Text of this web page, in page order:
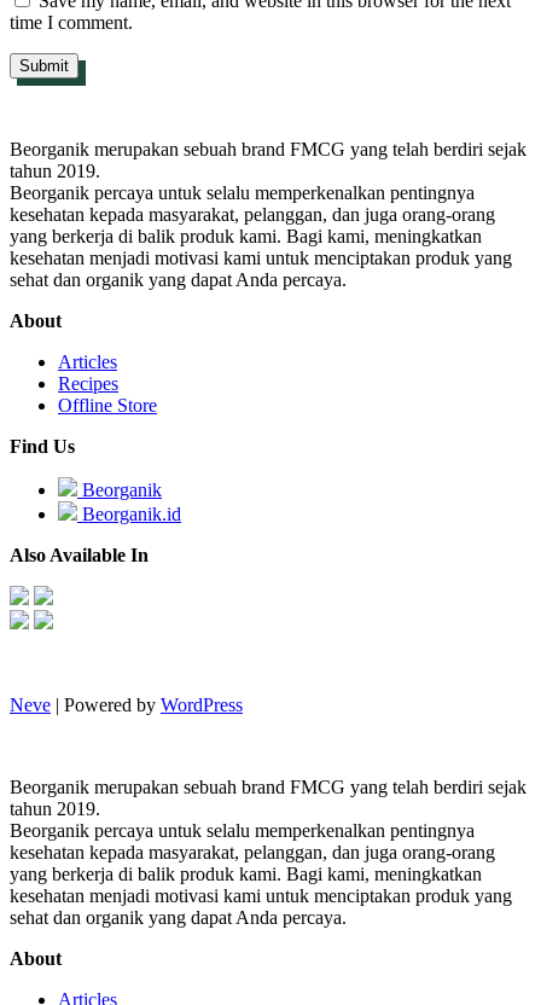
time I comment.
Beorganik merupakan sebuah brand FMCG yang telah berdiri sejak
tahun 2019.
Beorganik percaya untuk selalu memperkenalkan pentingnya
kesehatan kepada masyarakat, pelanggan, dan juga orang-orang
yang berkerja di balik produk kami. Bagi kami, meningkatkan
kesehatan menjadi motivasi kami untuk menciptakan produk yang
sehat dan organik yang dapat Anda percaya.
About
Articles
Recipes
Offline Store
Find Us
Beorganik
Beorganik.id
Also Available In
Neve | Powered by WordPress
Beorganik merupakan sebuah brand FMCG yang telah berdiri sejak
tahun 2019.
Beorganik percaya untuk selalu memperkenalkan pentingnya
kesehatan kepada masyarakat, pelanggan, dan juga orang-orang
yang berkerja di balik produk kami. Bagi kami, meningkatkan
kesehatan menjadi motivasi kami untuk menciptakan produk yang
sehat dan organik yang dapat Anda percaya.
About
Articles